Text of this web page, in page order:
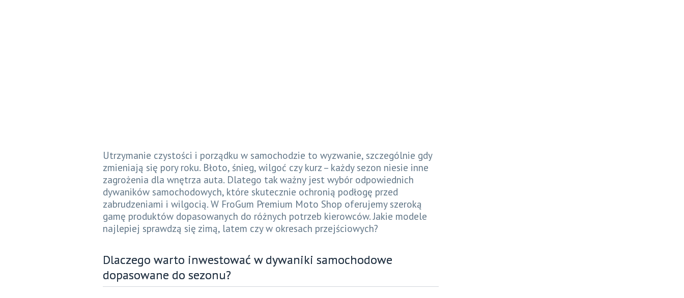
Utrzymanie czystości i porządku w samochodzie to wyzwanie, szczególnie gdy
zmieniają się pory roku. Błoto, śnieg, wilgoć czy kurz – każdy sezon niesie inne
zagrożenia dla wnętrza auta. Dlatego tak ważny jest wybór odpowiednich
dywaników samochodowych, które skutecznie ochronią podłogę przed
zabrudzeniami i wilgocią. W FroGum Premium Moto Shop oferujemy szeroką
gamę produktów dopasowanych do różnych potrzeb kierowców. Jakie modele
najlepiej sprawdzą się zimą, latem czy w okresach przejściowych?
Dlaczego warto inwestować w dywaniki samochodowe
dopasowane do sezonu?